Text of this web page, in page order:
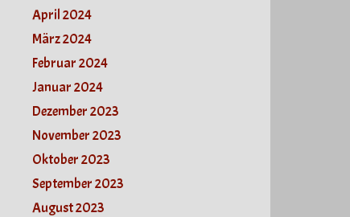
April 2024
März 2024
Februar 2024
Januar 2024
Dezember 2023
November 2023
Oktober 2023
September 2023
August 2023